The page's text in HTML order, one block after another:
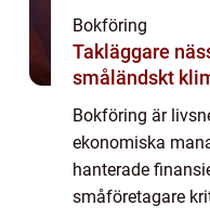
Bokföring
Takläggare nässjö
småländskt
Bokföring är
ekonomiska
hanterade
småföretagare